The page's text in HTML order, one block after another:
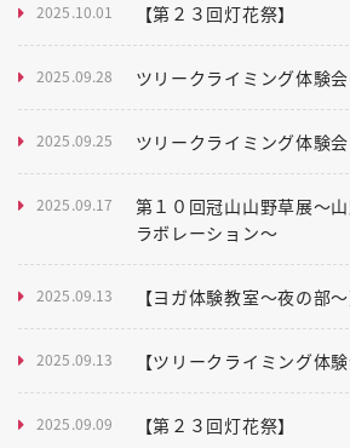
2025.10.01 【第２３回灯花祭】
2025.09.28 ツリークライミング体験
2025.09.25 ツリークライミング体験会
2025.09.17
第１０回冠山山野草展～
ラボレーション～
2025.09.13 【ヨガ体験教室～夜の部～
2025.09.13 【ツリークライミング体験
2025.09.09 【第２３回灯花祭】